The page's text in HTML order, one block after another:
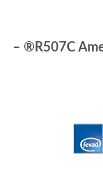
المبردات R507C Ametron Refrigerants® –